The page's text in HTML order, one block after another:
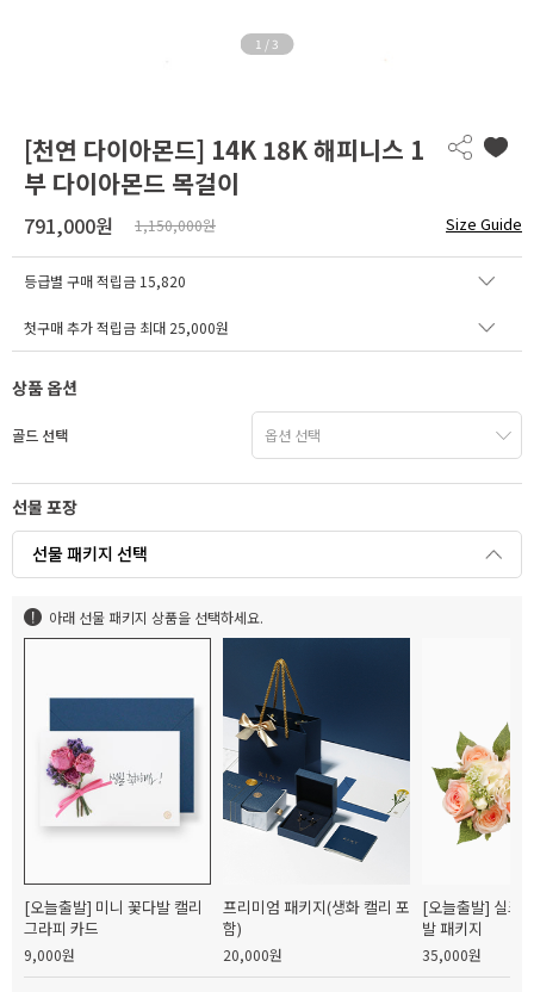
1 / 3
[천연 다이아몬드] 14K 18K 해피니스 1
부 다이아몬드 목걸이
791,000원 1,150,000원 Size Guide
등급별 구매 적립금 15,820
첫구매 추가 적립금 최대 25,000원
상품 옵션
골드 선택
선물 포장
선물 패키지 선택
아래 선물 패키지 상품을 선택하세요.
[오늘출발] 미니 꽃다발 캘리
그라피 카드
9,000원
프리미엄 패키지(생화 캘리 포
함)
20,000원
[오늘출발] 실크
발 패키지
35,000원